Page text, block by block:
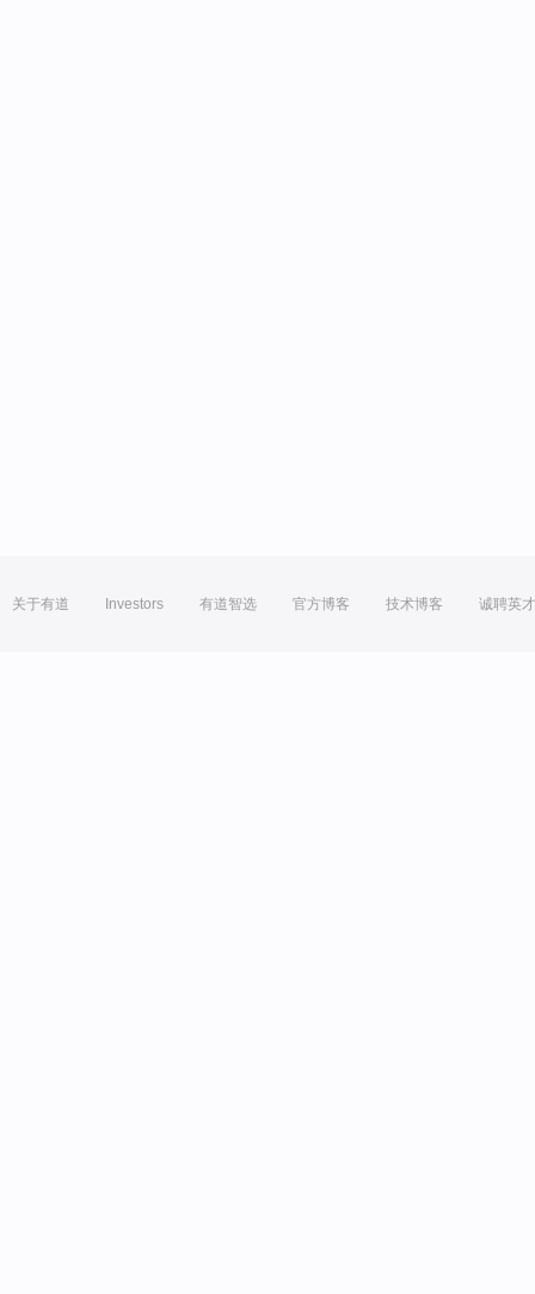
关于有道 Investors 有道智选 官方博客 技术博客 诚聘英才